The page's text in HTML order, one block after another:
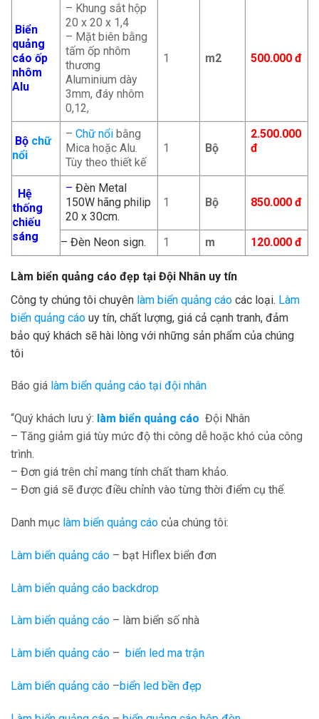
Biển
quảng
cáo ốp
nhôm
Alu
– Khung sắt hộp
20 x 20 x 1,4
– Mặt biên bằng
tấm ốp nhôm
thương
Aluminium dày
3mm, đáy nhôm
0,12,
1 m2 500.000 đ
Bộ chữ
nổi
–Chữ nổi bằng
Mica hoặc Alu.
Tùy theo thiết kế
1 Bộ
2.500.000
đ
Hệ
thống
chiếu
sáng
– Đèn Metal
150W hãng philip
20 x 30cm.
1 Bộ 850.000 đ
– Đèn Neon sign. 1 m 120.000 đ
Làm biển quảng cáo đẹp tại Đội Nhân uy tín
Công ty chúng tôi chuyên làm biển quảng cáo các loại. Làm
biển quảng cáo uy tín, chất lượng, giá cả cạnh tranh, đảm
bảo quý khách sẽ hài lòng với những sản phẩm của chúng
tôi
Báo giá làm biển quảng cáo tại đội nhân
“Quý khách lưu ý: làm biển quảng cáo Đội Nhân
– Tăng giảm giá tùy mức độ thi công dễ hoặc khó của công
trình.
– Đơn giá trên chỉ mang tính chất tham khảo.
– Đơn giá sẽ được điều chỉnh vào từng thời điểm cụ thể.
Danh mục làm biển quảng cáo của chúng tôi:
Làm biển quảng cáo – bạt Hiflex biển đơn
Làm biển quảng cáo backdrop
Làm biển quảng cáo – làm biển số nhà
Làm biển quảng cáo – biển led ma trận
Làm biển quảng cáo –biển led bền đẹp